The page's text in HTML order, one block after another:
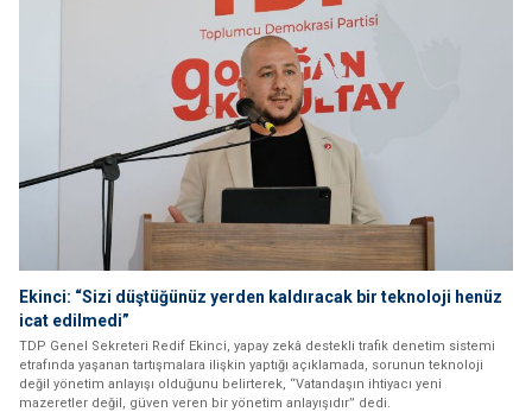
Ekinci: “Sizi düştüğünüz yerden kaldıracak bir teknoloji henüz
icat edilmedi”
TDP Genel Sekreteri Redif Ekinci, yapay zekâ destekli trafik denetim sistemi
etrafında yaşanan tartışmalara ilişkin yaptığı açıklamada, sorunun teknoloji
değil yönetim anlayışı olduğunu belirterek, “Vatandaşın ihtiyacı yeni
mazeretler değil, güven veren bir yönetim anlayışıdır” dedi.